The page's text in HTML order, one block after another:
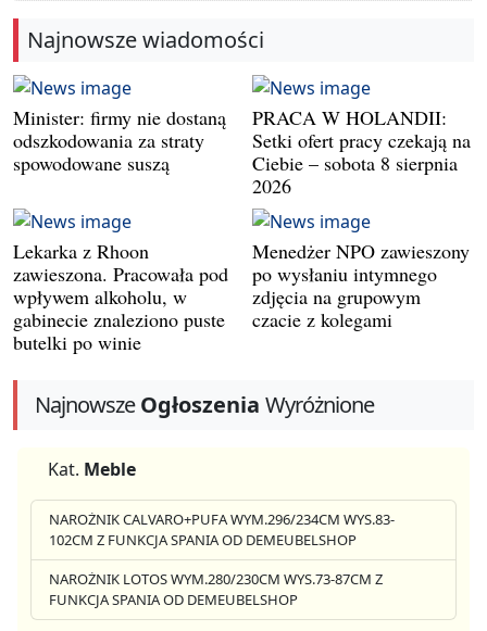
Najnowsze wiadomości
Minister: firmy nie dostaną
odszkodowania za straty
spowodowane suszą
PRACA W HOLANDII:
Setki ofert pracy czekają na
Ciebie – sobota 8 sierpnia
2026
Lekarka z Rhoon
zawieszona. Pracowała pod
wpływem alkoholu, w
gabinecie znaleziono puste
butelki po winie
Menedżer NPO zawieszony
po wysłaniu intymnego
zdjęcia na grupowym
czacie z kolegami
NajnowszeOgłoszenia Wyróżnione
Kat. Meble
NAROŻNIK CALVARO+PUFA WYM.296/234CM WYS.83-
102CM Z FUNKCJA SPANIA OD DEMEUBELSHOP
NAROŻNIK LOTOS WYM.280/230CM WYS.73-87CM Z
FUNKCJA SPANIA OD DEMEUBELSHOP